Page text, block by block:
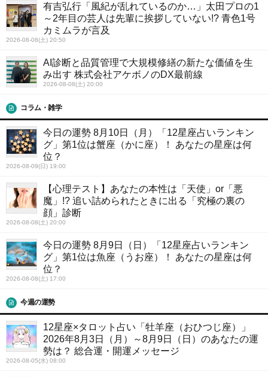
有吉弘行「風紀が乱れているのか…」太田プロの1
～2年目の芸人は先輩に挨拶していない!? 青色1号
カミムラが言及
2026-08-08(土) 20:50
AI診断と品質管理で大規模修繕の新たな価値を生
み出す 株式会社アケボノのDX最前線
2026-08-08(土) 20:00
コラム・雑学
今日の運勢 8月10日（月）「12星座占いランキン
グ」第1位は蟹座（かに座）！ あなたの星座は何
位？
2026-08-09(日) 19:00
【心理テスト】あなたの本性は「天使」or「悪
魔」!? 追い詰められたときに出る「究極の裏の
顔」診断
2026-08-08(土) 20:00
今日の運勢 8月9日（日）「12星座占いランキン
グ」第1位は魚座（うお座）！ あなたの星座は何
位？
2026-08-08(土) 17:00
今週の運勢
12星座×タロット占い「牡羊座（おひつじ座）」
2026年8月3日（月）～8月9日（日）のあなたの運
勢は？ 総合運・開運メッセージ
2026-08-05(水) 08:00